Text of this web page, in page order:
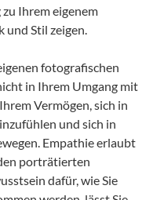
zu Ihrem eigenem
und Stil zeigen.
fotografischen
in Ihrem Umgang mit
Vermögen, sich in
und sich in
Empathie erlaubt
porträtierten
dafür, wie Sie